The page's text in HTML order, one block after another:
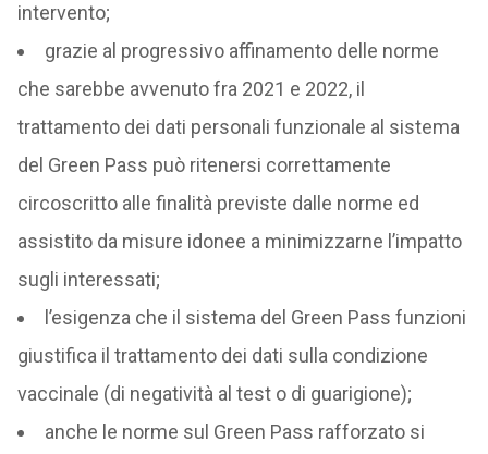
intervento;
grazie al progressivo affinamento delle norme
che sarebbe avvenuto fra 2021 e 2022, il
trattamento dei dati personali funzionale al sistema
del Green Pass può ritenersi correttamente
circoscritto alle finalità previste dalle norme ed
assistito da misure idonee a minimizzarne l’impatto
sugli interessati;
l’esigenza che il sistema del Green Pass funzioni
giustifica il trattamento dei dati sulla condizione
vaccinale (di negatività al test o di guarigione);
anche le norme sul Green Pass rafforzato si